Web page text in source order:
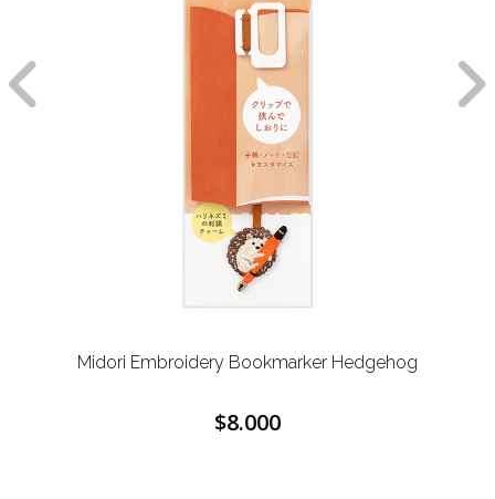
Midori Embroidery Bookmarker Hedgehog
$8.000